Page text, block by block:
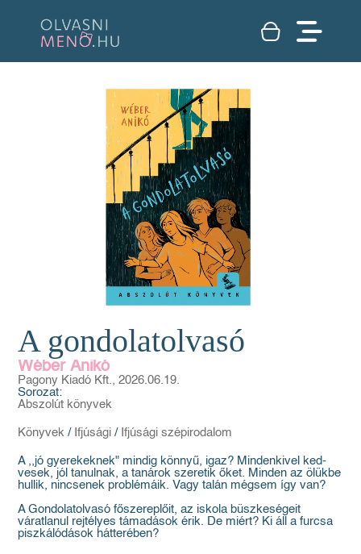
A gondolatolvasó
Wéber Anikó
Pagony Kiadó Kft., 2026.06.19.
Sorozat:
Abszolút könyvek
Könyvek / Ifjúsági / Ifjúsági szépirodalom
A ,,jó gyerekeknek" mindig könnyű, igaz? Mindenkivel ked-
vesek, jól tanulnak, a tanárok szeretik őket. Minden az ölükbe
hullik, nincsenek problémáik. Vagy talán mégsem így van?
A Gondolatolvasó főszereplőit, az iskola büszkeségeit
váratlanul rejtélyes támadások érik. De miért? Ki áll a furcsa
piszkálódások hátterében?